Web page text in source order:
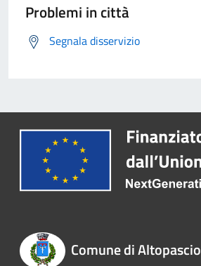
Problemi in città
Segnala disservizio
Comune di Altopascio